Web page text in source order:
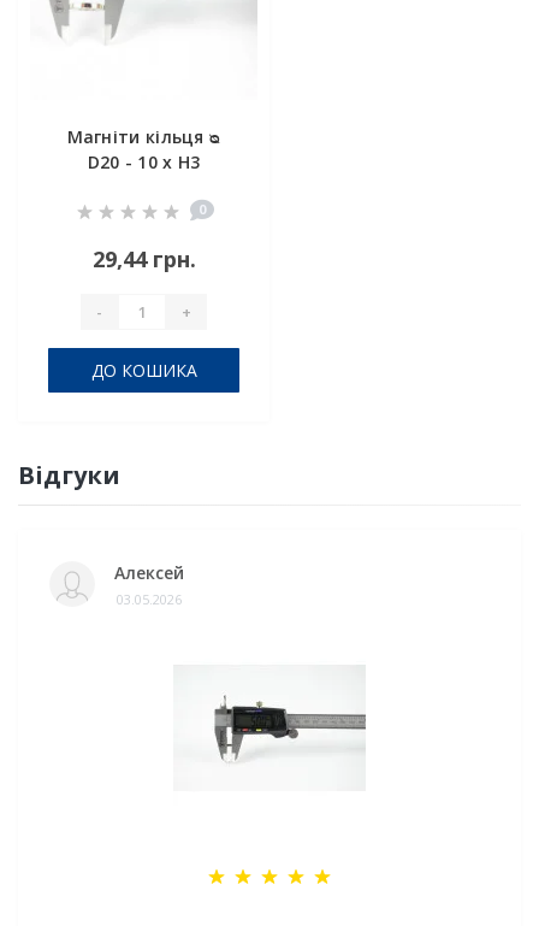
Магніти кільця ᴓ
D20 - 10 x H3
0
29,44 грн.
- +
ДО КОШИКА
Відгуки
Алексей
03.05.2026